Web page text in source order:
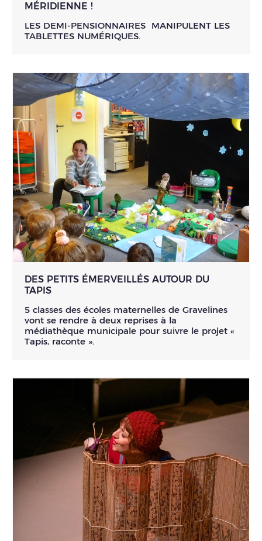
MÉRIDIENNE !
LES DEMI-PENSIONNAIRES MANIPULENT LES
TABLETTES NUMÉRIQUES.
DES PETITS ÉMERVEILLÉS AUTOUR DU
TAPIS
5 classes des écoles maternelles de Gravelines
vont se rendre à deux reprises à la
médiathèque municipale pour suivre le projet «
Tapis, raconte ».